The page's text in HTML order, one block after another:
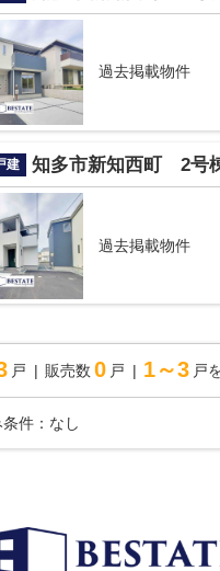
過去掲載物件
建 知多市新知西町 2号
過去掲載物件
戸 販売数 0 戸 1～3 戸
件： なし